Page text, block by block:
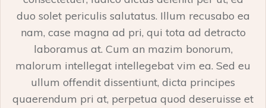
duo solet periculis salutatus. Illum recusabo ea
nam, case magna ad pri, qui tota ad detracto
laboramus at. Cum an mazim bonorum,
malorum intellegat intellegebat vim ea. Sed eu
ullum offendit dissentiunt, dicta principes
quaerendum pri at, perpetua quod deseruisse et